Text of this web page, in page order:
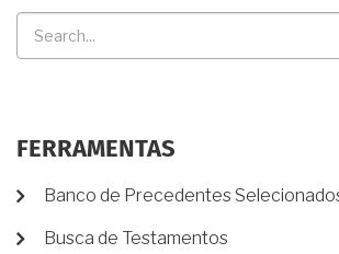
FERRAMENTAS
Banco de Precedentes
Busca de Testamentos